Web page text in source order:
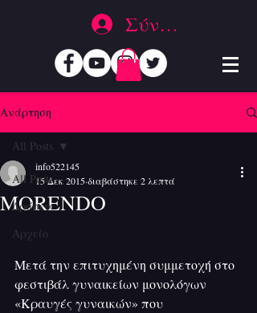
Σύνδεση
Ανάρτηση
All Posts
Δράσεις
Αρχείο
All Posts
MORENDO
info522145
15 Δεκ 2015διαβάστηκε 2 λεπτά
Μετά την επιτυχημένη συμμετοχή στο
φεστιβάλ γυναικείων μονολόγων
«Κραυγές γυναικών» που